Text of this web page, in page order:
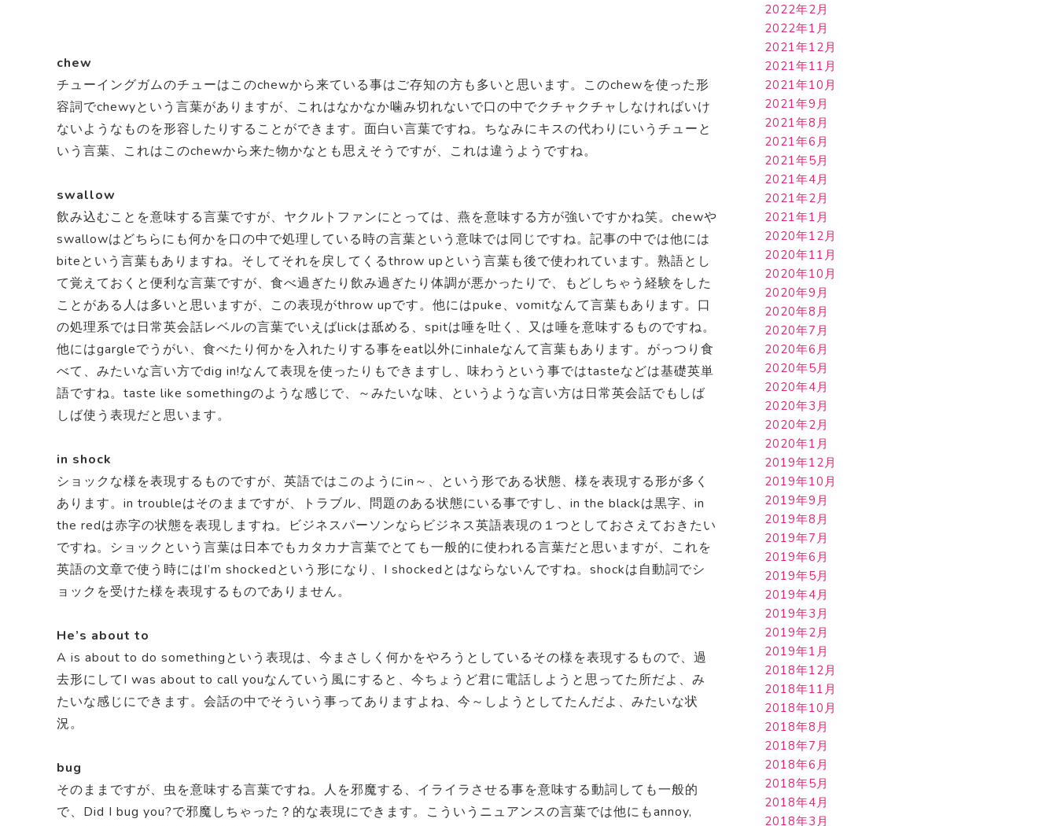
chew
チューイングガムのチューはこのchewから来ている事はご存知の方も多いと思います。このchewを使った形
容詞でchewyという言葉がありますが、これはなかなか噛み切れないで口の中でクチャクチャしなければいけ
ないようなものを形容したりすることができます。面白い言葉ですね。ちなみにキスの代わりにいうチューと
いう言葉、これはこのchewから来た物かなとも思えそうですが、これは違うようですね。
swallow
飲み込むことを意味する言葉ですが、ヤクルトファンにとっては、燕を意味する方が強いですかね笑。chewや
swallowはどちらにも何かを口の中で処理している時の言葉という意味では同じですね。記事の中では他には
biteという言葉もありますね。そしてそれを戻してくるthrow upという言葉も後で使われています。熟語とし
て覚えておくと便利な言葉ですが、食べ過ぎたり飲み過ぎたり体調が悪かったりで、もどしちゃう経験をした
ことがある人は多いと思いますが、この表現がthrow upです。他にはpuke、vomitなんて言葉もあります。口
の処理系では日常英会話レベルの言葉でいえばlickは舐める、spitは唾を吐く、又は唾を意味するものですね。
他にはgargleでうがい、食べたり何かを入れたりする事をeat以外にinhaleなんて言葉もあります。がっつり食
べて、みたいな言い方でdig in!なんて表現を使ったりもできますし、味わうという事ではtasteなどは基礎英単
語ですね。taste like somethingのような感じで、～みたいな味、というような言い方は日常英会話でもしば
しば使う表現だと思います。
in shock
ショックな様を表現するものですが、英語ではこのようにin～、という形である状態、様を表現する形が多く
あります。in troubleはそのままですが、トラブル、問題のある状態にいる事ですし、in the blackは黒字、in
the redは赤字の状態を表現しますね。ビジネスパーソンならビジネス英語表現の１つとしておさえておきたい
ですね。ショックという言葉は日本でもカタカナ言葉でとても一般的に使われる言葉だと思いますが、これを
英語の文章で使う時にはI’m shockedという形になり、I shockedとはならないんですね。shockは自動詞でシ
ョックを受けた様を表現するものでありません。
He’s about to
A is about to do somethingという表現は、今まさしく何かをやろうとしているその様を表現するもので、過
去形にしてI was about to call youなんていう風にすると、今ちょうど君に電話しようと思ってた所だよ、み
たいな感じにできます。会話の中でそういう事ってありますよね、今～しようとしてたんだよ、みたいな状
況。
bug
そのままですが、虫を意味する言葉ですね。人を邪魔する、イライラさせる事を意味する動詞しても一般的
で、Did I bug you?で邪魔しちゃった？的な表現にできます。こういうニュアンスの言葉では他にもannoy,
2022年2月
2022年1月
2021年12月
2021年11月
2021年10月
2021年9月
2021年8月
2021年6月
2021年5月
2021年4月
2021年2月
2021年1月
2020年12月
2020年11月
2020年10月
2020年9月
2020年8月
2020年7月
2020年6月
2020年5月
2020年4月
2020年3月
2020年2月
2020年1月
2019年12月
2019年10月
2019年9月
2019年8月
2019年7月
2019年6月
2019年5月
2019年4月
2019年3月
2019年2月
2019年1月
2018年12月
2018年11月
2018年10月
2018年8月
2018年7月
2018年6月
2018年5月
2018年4月
2018年3月